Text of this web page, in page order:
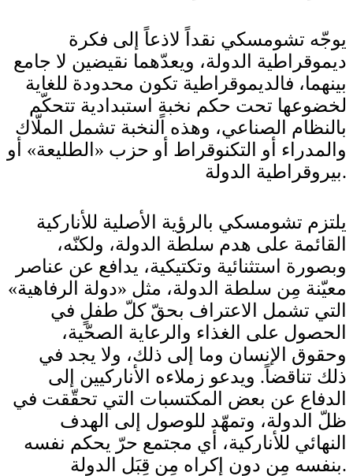
يوجّه تشومسكي نقداً لاذعاً إلى فكرة
ديموقراطية الدولة، ويعدّهما نقيضين لا جامع
بينهما، فالديموقراطية تكون محدودة للغاية
لخضوعها تحت حكم نخبةٍ استبدادية تتحكّم
بالنظام الصناعي، وهذه النخبة تشمل الملّاك
والمدراء أو التكنوقراط أو حزب «الطليعة» أو
بيروقراطية الدولة.
يلتزم تشومسكي بالرؤية الأصلية للأناركية
القائمة على هدم سلطة الدولة، ولكنّه،
وبصورة استثنائية وتكتيكية، يدافع عن عناصر
معيّنة مِن سلطة الدولة، مثل «دولة الرفاهية»
التي تشمل الاعتراف بحقّ كلّ طفلٍ في
الحصول على الغذاء والرعاية الصحّية،
وحقوق الإنسان وما إلى ذلك، ولا يجد في
ذلك تناقضاً. ويدعو زملاءه الأناركيين إلى
الدفاع عن بعض المكتسبات التي تحقّقت في
ظلّ الدولة، وتمهّد للوصول إلى الهدف
النهائي للأناركية، أي مجتمع حرّ يحكم نفسه
بنفسه مِن دون إكراه مِن قِبَل الدولة.